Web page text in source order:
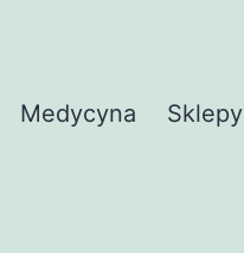
Medycyna Sklepy